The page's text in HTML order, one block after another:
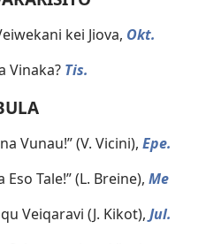
kei Jiova, Okt.
Vinaka? Tis.
Vunau!” (V. Vicini), Epe.
Tale!” (L. Breine), Me
Veiqaravi (J. Kikot), Jul.